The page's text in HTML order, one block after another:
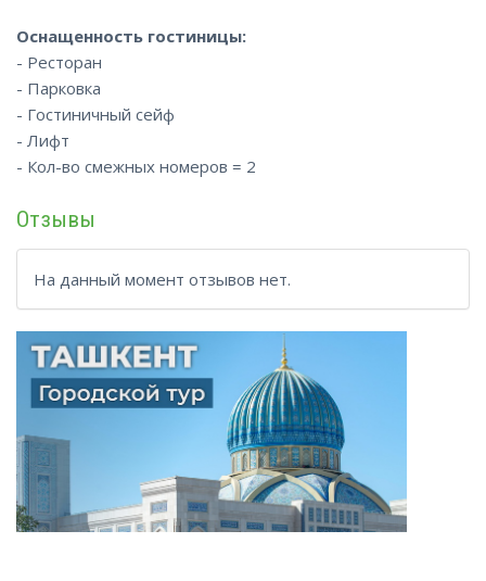
Оснащенность гостиницы:
- Ресторан
- Парковка
- Гостиничный сейф
- Лифт
- Кол-во смежных номеров = 2
Отзывы
На данный момент отзывов нет.